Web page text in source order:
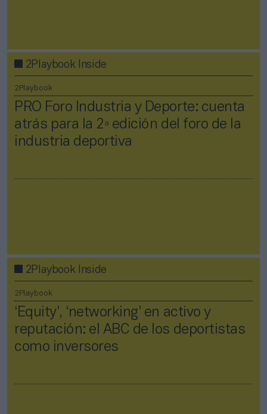
2Playbook Inside
2Playbook
PRO Foro Industria y Deporte: cuenta
atrás para la 2ª edición del foro de la
industria deportiva
2Playbook Inside
2Playbook
‘Equity’, ‘networking’ en activo y
reputación: el ABC de los deportistas
como inversores